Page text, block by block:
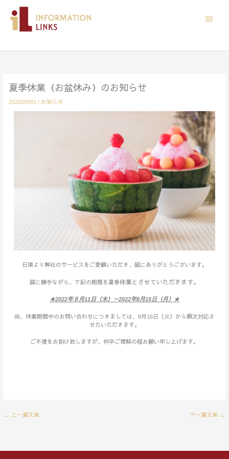
夏季休業（お盆休み）のお知らせ
2022/08/01 / お知らせ
日頃より弊社のサービスをご愛顧いただき、誠にありがとうございます。
誠に勝手ながら、下記の期間を夏季休業とさせていただきます。
★2022年８月11 日（木）～2022年8月15日（月）★
尚、休業期間中のお問い合わせにつきましては、 8月 16 日（火）から順次対応さ
せたいただきます。
ご不便をお掛け致しますが、何卒ご理解の程お願い申し上げます。
← 上一篇文章 下一篇文章 →